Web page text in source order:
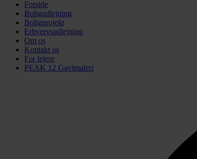
Forside
Boligudlejning
Boligprojekt
Erhvervsudlejning
Om os
Kontakt os
For lejere
PEAK 12 Gavlmaleri